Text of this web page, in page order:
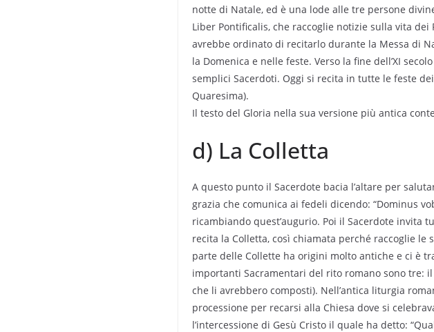
notte di Natale, ed è una lode alle tre persone
Liber Pontificalis, che raccoglie notizie sulla vita dei
avrebbe ordinato di recitarlo durante la Messa di
la Domenica e nelle feste. Verso la fine dell’XI
semplici Sacerdoti. Oggi si recita in tutte le feste
Quaresima).
Il testo del Gloria nella sua versione più antica
d) La Colletta
A questo punto il Sacerdote bacia l’altare per
grazia che comunica ai fedeli dicendo: “Dominus
ricambiando quest’augurio. Poi il Sacerdote invita
recita la Colletta, così chiamata perché raccoglie
parte delle Collette ha origini molto antiche e ci è
importanti Sacramentari del rito romano sono tre:
che li avrebbero composti). Nell’antica liturgia
processione per recarsi alla Chiesa dove si
l’intercessione di Gesù Cristo il quale ha detto: